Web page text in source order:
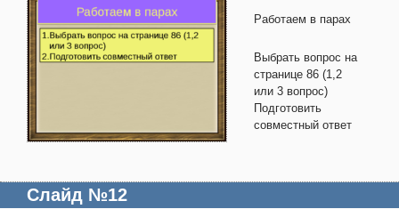
Работаем в парах
Выбрать вопрос на
странице 86 (1,2
или 3 вопрос)
Подготовить
совместный ответ
Слайд №12